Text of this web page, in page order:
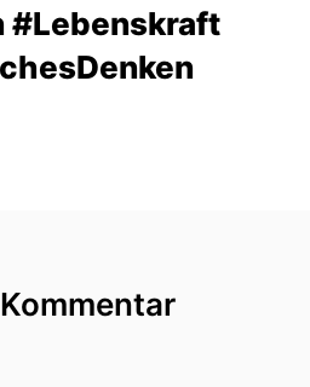
#Lebenskraft